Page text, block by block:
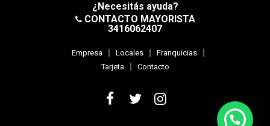
¿Necesitás ayuda?
CONTACTO MAYORISTA
3416062407
Empresa Locales
Franquicias
Tarjeta
Contacto